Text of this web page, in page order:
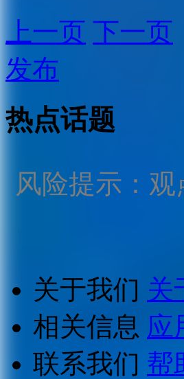
上一页 下一页
发布
热点话题
风险提示：
关于我们 关
相关信息 应
联系我们 帮